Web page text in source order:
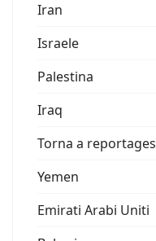
Iran
Israele
Palestina
Iraq
Torna a reportages
Yemen
Emirati Arabi Uniti